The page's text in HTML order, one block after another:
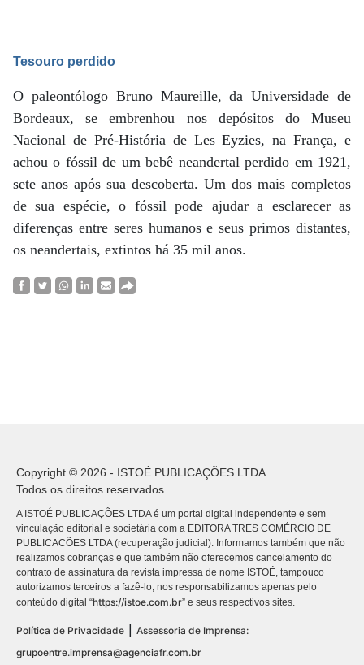
Tesouro perdido
O paleontólogo Bruno Maureille, da Universidade de
Bordeaux, se embrenhou nos depósitos do Museu
Nacional de Pré-História de Les Eyzies, na França, e
achou o fóssil de um bebê neandertal perdido em 1921,
sete anos após sua descoberta. Um dos mais completos
de sua espécie, o fóssil pode ajudar a esclarecer as
diferenças entre seres humanos e seus primos distantes,
os neandertais, extintos há 35 mil anos.
Copyright © 2026 - ISTOÉ PUBLICAÇÕES LTDA
Todos os direitos reservados.
A ISTOÉ PUBLICAÇÕES LTDA é um portal digital independente e sem
vinculação editorial e societária com a EDITORA TRES COMÉRCIO DE
PUBLICACÕES LTDA (recuperação judicial). Informamos também que não
realizamos cobranças e que também não oferecemos cancelamento do
contrato de assinatura da revista impressa de nome ISTOÉ, tampouco
autorizamos terceiros a fazê-lo, nos responsabilizamos apenas pelo
conteúdo digital “https://istoe.com.br” e seus respectivos sites.
Política de Privacidade
Assessoria de Imprensa:
grupoentre.imprensa@agenciafr.com.br